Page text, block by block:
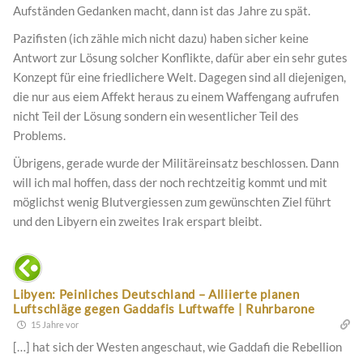
Aufständen Gedanken macht, dann ist das Jahre zu spät.
Pazifisten (ich zähle mich nicht dazu) haben sicher keine
Antwort zur Lösung solcher Konflikte, dafür aber ein sehr gutes
Konzept für eine friedlichere Welt. Dagegen sind all diejenigen,
die nur aus eiem Affekt heraus zu einem Waffengang aufrufen
nicht Teil der Lösung sondern ein wesentlicher Teil des
Problems.
Übrigens, gerade wurde der Militäreinsatz beschlossen. Dann
will ich mal hoffen, dass der noch rechtzeitig kommt und mit
möglichst wenig Blutvergiessen zum gewünschten Ziel führt
und den Libyern ein zweites Irak erspart bleibt.
Libyen: Peinliches Deutschland – Alliierte planen
Luftschläge gegen Gaddafis Luftwaffe | Ruhrbarone
15 Jahre vor
[…] hat sich der Westen angeschaut, wie Gaddafi die Rebellion